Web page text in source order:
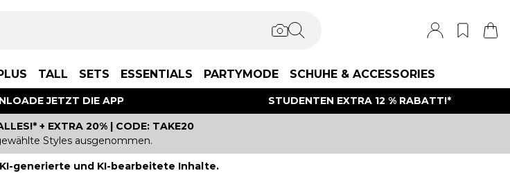
TALL SETS ESSENTIALS PARTYMODE SCHUHE & ACCESSORIES
JETZT DIE APP STUDENTEN EXTRA 12 % RABATT!*
+ EXTRA 20% | CODE: TAKE20
Styles ausgenommen.
generierte und KI-bearbeitete Inhalte.